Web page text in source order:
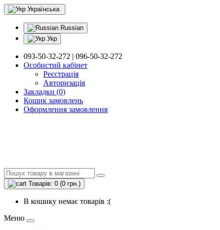
Українська
Russian
Укр
093-50-32-272 | 096-50-32-272
Особистий кабінет
Реєстрація
Авторизація
Закладки (0)
Кошик замовлень
Оформлення замовлення
Товарів: 0 (0 грн.)
В кошику немає товарів :(
Меню